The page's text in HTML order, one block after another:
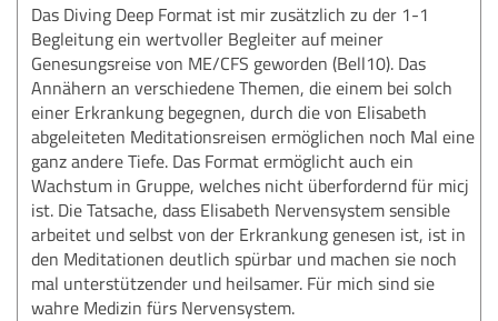
Das Diving Deep Format ist mir zusätzlich zu der 1-1
Begleitung ein wertvoller Begleiter auf meiner
Genesungsreise von ME/CFS geworden (Bell10). Das
Annähern an verschiedene Themen, die einem bei solch
einer Erkrankung begegnen, durch die von Elisabeth
abgeleiteten Meditationsreisen ermöglichen noch Mal eine
ganz andere Tiefe. Das Format ermöglicht auch ein
Wachstum in Gruppe, welches nicht überfordernd für micj
ist. Die Tatsache, dass Elisabeth Nervensystem sensible
arbeitet und selbst von der Erkrankung genesen ist, ist in
den Meditationen deutlich spürbar und machen sie noch
mal unterstützender und heilsamer. Für mich sind sie
wahre Medizin fürs Nervensystem.